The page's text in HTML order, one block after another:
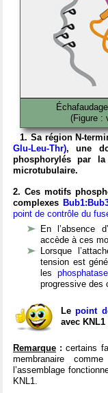
(Figure :
1. Sa région N-
Glu-Leu-Thr), une
phosphorylés par la
microtubulaire.
2. Ces motifs
complexes
point de contrôle du
En l’absence
accède à ces
Lorsque
tension est
les
progressive des
Lepoint
avec
Remarque :certains
membranaire
l’assemblage
KNL1.